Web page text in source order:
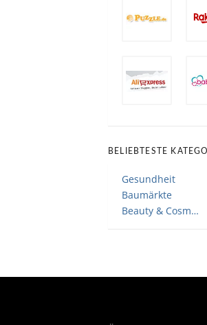
BELIEBTESTE
Gesundheit
Baumärkte
Beauty & Cosmetic